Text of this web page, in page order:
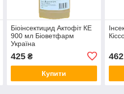
Біоінсектицид Актофіт КЕ
900 мл Біоветфарм
Україна
425₴
Купити
462